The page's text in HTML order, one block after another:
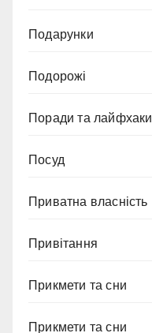
Подарунки
Подорожі
Поради та лайфхаки
Посуд
Приватна власність
Привітання
Прикмети та сни
Прикмети та сни